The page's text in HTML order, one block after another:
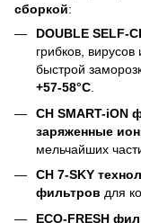
сборкой:
DOUBLE SELF-
грибков, вирусов
быстрой
+57-58°C.
CH SMART-iON
заряженные
мельчайших
CH 7-SKY
фильтров для
ECO-FRESH